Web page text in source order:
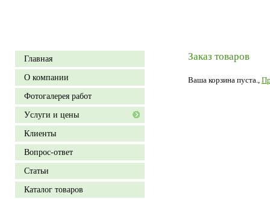
Главная
О компании
Фотогалерея работ
Уcлуги и цены
Клиенты
Вопрос-ответ
Статьи
Каталог товаров
Заказ товаров
Ваша корзина пуста.,